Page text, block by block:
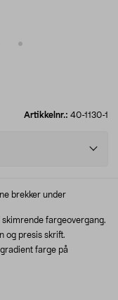
Artikkelnr.: 40-1130-1
brekker under
fargeovergang.
og presis skrift.
farge på